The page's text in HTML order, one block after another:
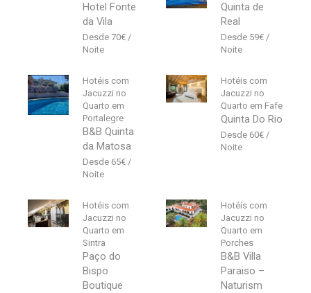
Hotel Fonte
da Vila
70€
Quinta de
Real
59€
Hotéis com
Jacuzzi no
Quarto em
Portalegre
B&B Quinta
da Matosa
65€
Hotéis com
Jacuzzi no
Quarto em Fafe
Quinta Do Rio
60€
Hotéis com
Jacuzzi no
Quarto em
Sintra
Paço do
Bispo
Boutique
Hotéis com
Jacuzzi no
Quarto em
Porches
B&B Villa
Paraiso –
Naturism